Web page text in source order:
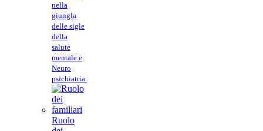
nella
giungla
delle sigle
della
salute
mentale e
Neuro
psichiatria.
Ruolo